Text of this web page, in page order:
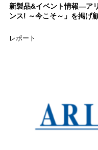
新製品&イベント情報―ア
ンス! ～今こそ～」を掲げ
レポート